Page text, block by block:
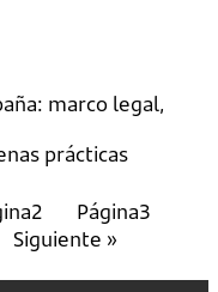
marco legal,
prácticas
2 Página3
Siguiente »